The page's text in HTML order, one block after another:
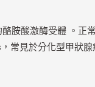
酪胺酸激酶受體 。
常見於分化型甲狀